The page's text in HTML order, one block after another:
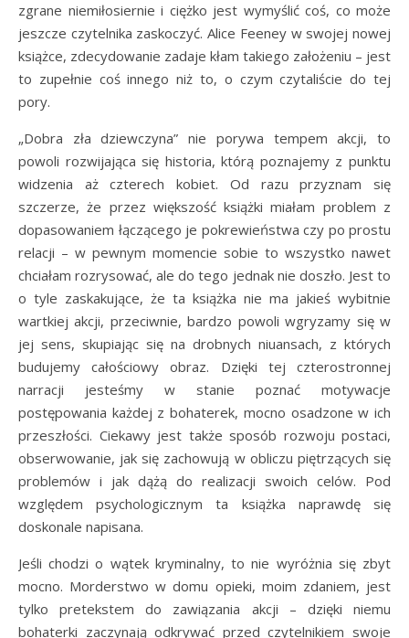
zgrane niemiłosiernie i ciężko jest wymyślić coś, co może
jeszcze czytelnika zaskoczyć. Alice Feeney w swojej nowej
książce, zdecydowanie zadaje kłam takiego założeniu – jest
to zupełnie coś innego niż to, o czym czytaliście do tej
pory.
„Dobra zła dziewczyna” nie porywa tempem akcji, to
powoli rozwijająca się historia, którą poznajemy z punktu
widzenia aż czterech kobiet. Od razu przyznam się
szczerze, że przez większość książki miałam problem z
dopasowaniem łączącego je pokrewieństwa czy po prostu
relacji – w pewnym momencie sobie to wszystko nawet
chciałam rozrysować, ale do tego jednak nie doszło. Jest to
o tyle zaskakujące, że ta książka nie ma jakieś wybitnie
wartkiej akcji, przeciwnie, bardzo powoli wgryzamy się w
jej sens, skupiając się na drobnych niuansach, z których
budujemy całościowy obraz. Dzięki tej czterostronnej
narracji jesteśmy w stanie poznać motywacje
postępowania każdej z bohaterek, mocno osadzone w ich
przeszłości. Ciekawy jest także sposób rozwoju postaci,
obserwowanie, jak się zachowują w obliczu piętrzących się
problemów i jak dążą do realizacji swoich celów. Pod
względem psychologicznym ta książka naprawdę się
doskonale napisana.
Jeśli chodzi o wątek kryminalny, to nie wyróżnia się zbyt
mocno. Morderstwo w domu opieki, moim zdaniem, jest
tylko pretekstem do zawiązania akcji – dzięki niemu
bohaterki zaczynają odkrywać przed czytelnikiem swoje